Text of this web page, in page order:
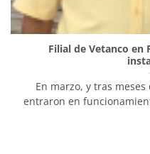
Filial de Vetanco en
En marzo, y tras
entraron en